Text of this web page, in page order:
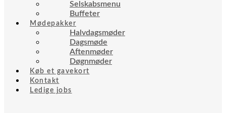
Selskabsmenu
Buffeter
Mødepakker
Halvdagsmøder
Dagsmøde
Aftenmøder
Døgnmøder
Køb et gavekort
Kontakt
Ledige jobs